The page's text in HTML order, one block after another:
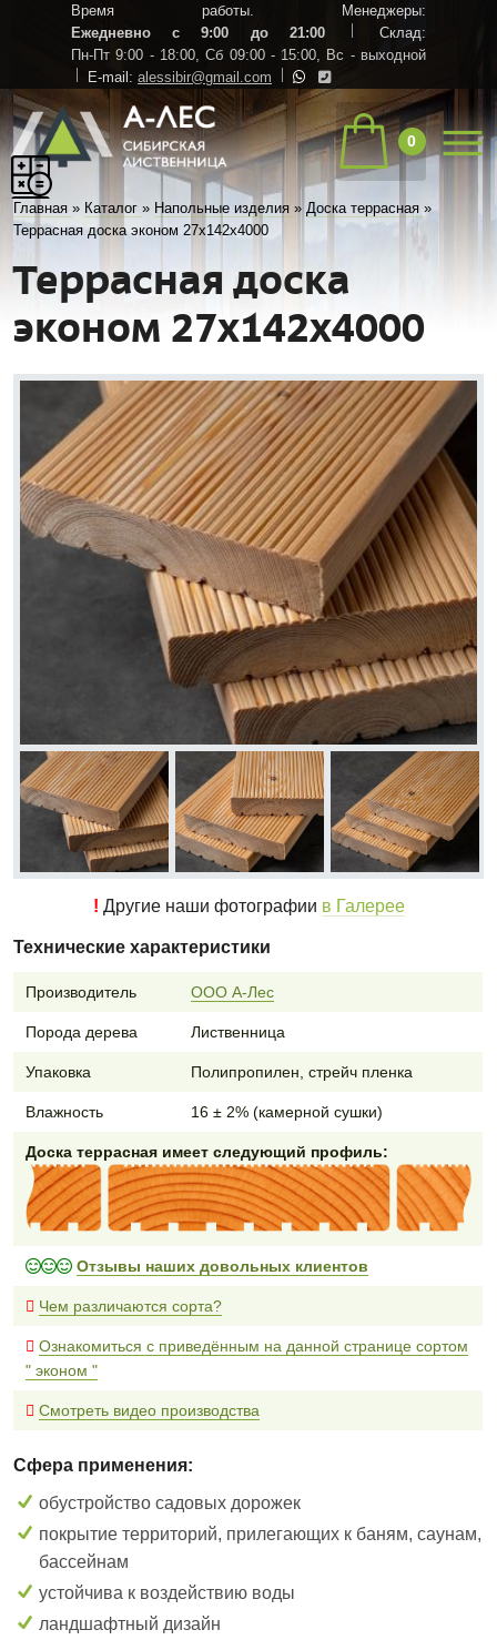
Время работы. Менеджеры:
Ежедневно с 9:00 до 21:00
Склад:
Пн-Пт 9:00 - 18:00, Сб 09:00 - 15:00, Вс - выходной
E-mail: alessibir@gmail.com
0
Главная » Каталог » Напольные изделия »Доска террасная »
Террасная доска эконом 27х142х4000
Террасная доска
эконом 27х142х4000
! Другие наши фотографии в Галерее
Технические характеристики
Производитель ООО А-Лес
Порода дерева Лиственница
Упаковка Полипропилен, стрейч пленка
Влажность 16 ± 2% (камерной сушки)
Доска террасная имеет следующий профиль:
Отзывы наших довольных клиентов
Чем различаются сорта?
Ознакомиться с приведённым на данной странице сортом
" эконом "
Смотреть видео производства
Сфера применения:
обустройство садовых дорожек
покрытие территорий, прилегающих к баням, саунам,
бассейнам
устойчива к воздействию воды
ландшафтный дизайн